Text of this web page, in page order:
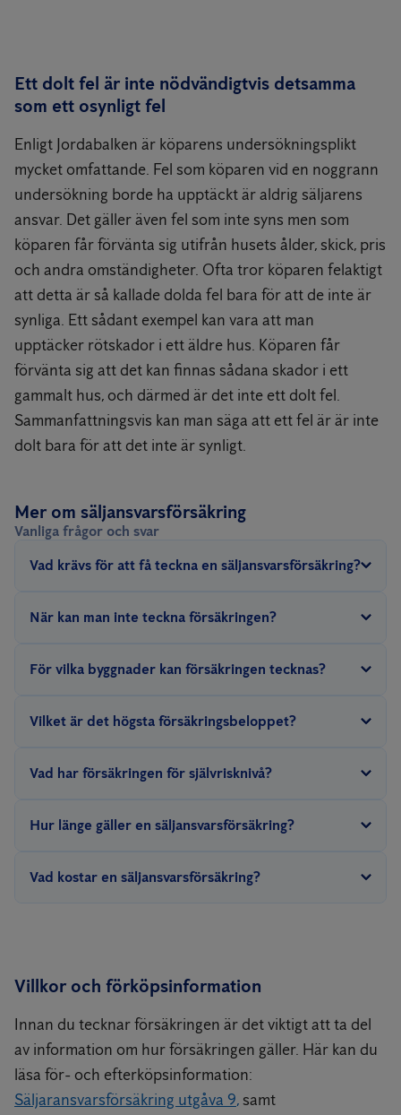
Ett dolt fel är inte nödvändigtvis detsamma
som ett osynligt fel
Enligt Jordabalken är köparens undersökningsplikt
mycket omfattande. Fel som köparen vid en noggrann
undersökning borde ha upptäckt är aldrig säljarens
ansvar. Det gäller även fel som inte syns men som
köparen får förvänta sig utifrån husets ålder, skick, pris
och andra omständigheter. Ofta tror köparen felaktigt
att detta är så kallade dolda fel bara för att de inte är
synliga. Ett sådant exempel kan vara att man
upptäcker rötskador i ett äldre hus. Köparen får
förvänta sig att det kan finnas sådana skador i ett
gammalt hus, och därmed är det inte ett dolt fel.
Sammanfattningsvis kan man säga att ett fel är är inte
dolt bara för att det inte är synligt.
Mer om säljansvarsförsäkring
Vanliga frågor och svar
Vad krävs för att få teckna en säljansvarsförsäkring?
överlåtelsebesiktning, nivå 1, 2 eller 3. Försäkringen kan tecknas
har tillträtt fastigheten.
När kan man inte teckna försäkringen?
nybyggt hus eller har ett hus som du köpt och renoverat i syfte
För vilka byggnader kan försäkringen tecknas?
Vilket är det högsta försäkringsbeloppet?
försäkringsperioden är 750 000 kronor inklusive
Vad har försäkringen för självrisknivå?
understigande 10 000 kr.
Hur länge gäller en säljansvarsförsäkring?
år efter tillträdesdagen. Den förnyas inte efter försäkringstidens
Vad kostar en säljansvarsförsäkring?
Villkor och förköpsinformation
Innan du tecknar försäkringen är det viktigt att ta del
av information om hur försäkringen gäller. Här kan du
läsa för- och efterköpsinformation:
Säljaransvarsförsäkring utgåva 9,samt